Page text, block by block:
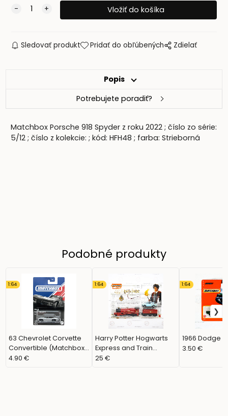
Sledovať produkt Pridať do obľúbených Zdielať
Popis
Potrebujete poradiť?
Matchbox Porsche 918 Spyder z roku 2022 ; číslo zo série:
5/12 ; číslo z kolekcie: ; kód: HFH48 ; farba: Strieborná
Podobné produkty
63 Chevrolet Corvette
Convertible (Matchbox,
American Convertible,
1:64
4.90 €
Harry Potter Hogwarts
Express and Train
Tender / 1962 Ford
1:64
25 €
1966 Dodge
1:64
3.50 €